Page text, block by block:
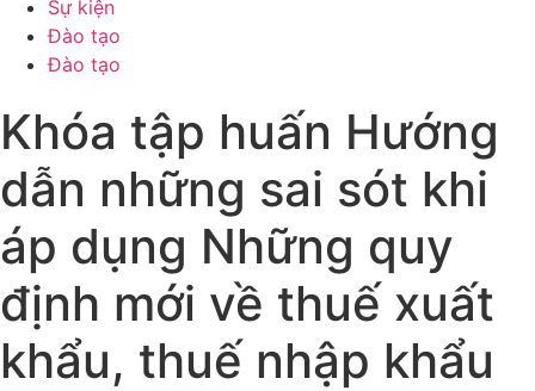
Sự kiện
Đào tạo
Đào tạo
Khóa tập huấn Hướng
dẫn những sai sót khi
áp dụng Những quy
định mới về thuế xuất
khẩu, thuế nhập khẩu